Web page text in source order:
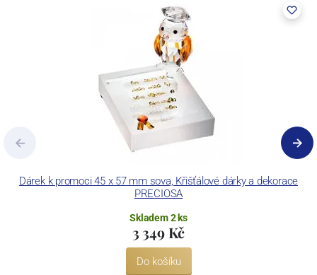
Dárek k promoci 45 x 57 mm sova, Křišťálové dárky a dekorace
PRECIOSA
Skladem 2 ks
3 349 Kč
Do košíku